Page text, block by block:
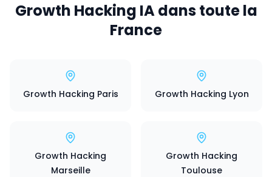
Growth Hacking IA dans toute la
France
Growth Hacking Paris Growth Hacking Lyon
Growth Hacking
Marseille
Growth Hacking
Toulouse